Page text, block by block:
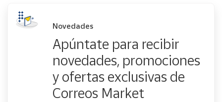
Novedades
Apúntate para recibir
novedades, promociones
y ofertas exclusivas de
Correos Market